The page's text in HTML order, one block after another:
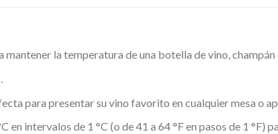
la temperatura de una botella de vino,
para presentar su vino favorito en cualquier mesa o
intervalos de 1 °C (o de 41 a 64 °F en pasos de 1 °F)